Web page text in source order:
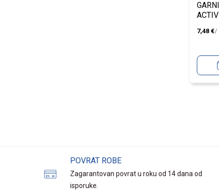
CARE
7,48 €
POVRAT ROBE
Zagarantovan povrat u roku od 14 dana od
isporuke.